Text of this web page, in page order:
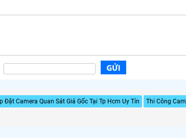
Đặt Camera Quan Sát Giá Gốc Tại Tp Hcm Uy Tín
Thi Công